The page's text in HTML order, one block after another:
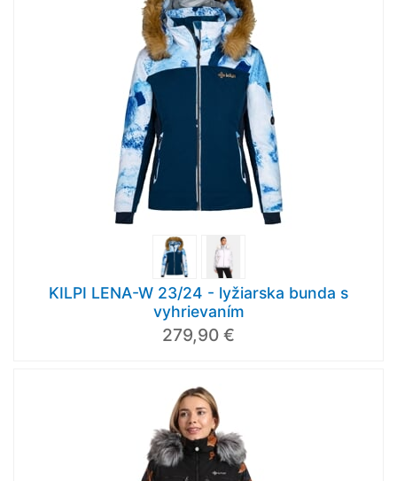
KILPI LENA-W 23/24 - lyžiarska bunda s
vyhrievaním
279,90 €